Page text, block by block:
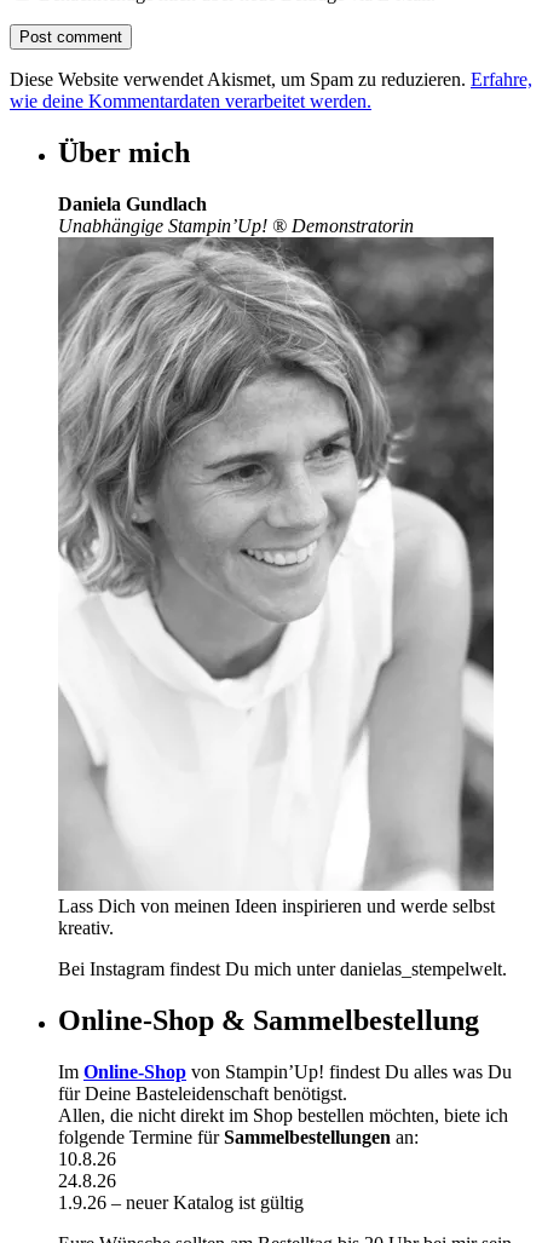
Diese Website verwendet Akismet, um Spam zu reduzieren. Erfahre,
wie deine Kommentardaten verarbeitet werden.
Über mich
Daniela Gundlach
Unabhängige Stampin’Up! ® Demonstratorin
Lass Dich von meinen Ideen inspirieren und werde selbst
kreativ.
Bei Instagram findest Du mich unter danielas_stempelwelt.
Online-Shop & Sammelbestellung
Im Online-Shop von Stampin’Up! findest Du alles was Du
für Deine Basteleidenschaft benötigst.
Allen, die nicht direkt im Shop bestellen möchten, biete ich
folgende Termine fürSammelbestellungen an:
10.8.26
24.8.26
1.9.26 – neuer Katalog ist gültig